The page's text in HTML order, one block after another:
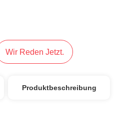
Wir Reden Jetzt.
Produktbeschreibung